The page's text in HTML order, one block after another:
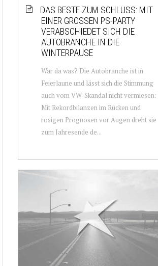
DAS BESTE ZUM SCHLUSS: MIT
EINER GROSSEN PS-PARTY V
ERABSCHIEDET SICH DIE A
UTOBRANCHE IN DIE W
INTERPAUSE
War da was? Die Autobranche ist in
Feierlaune und lässt sich die Stimmung
auch vom VW-Skandal nicht vermiesen:
Mit Rekordbilanzen im Rücken und
rosigen Prognosen vor Augen dreht sie
zum Jahresende de...